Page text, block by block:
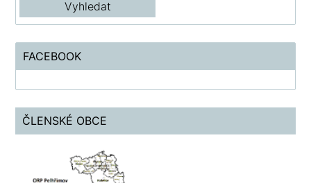
FACEBOOK
ČLENSKÉ OBCE